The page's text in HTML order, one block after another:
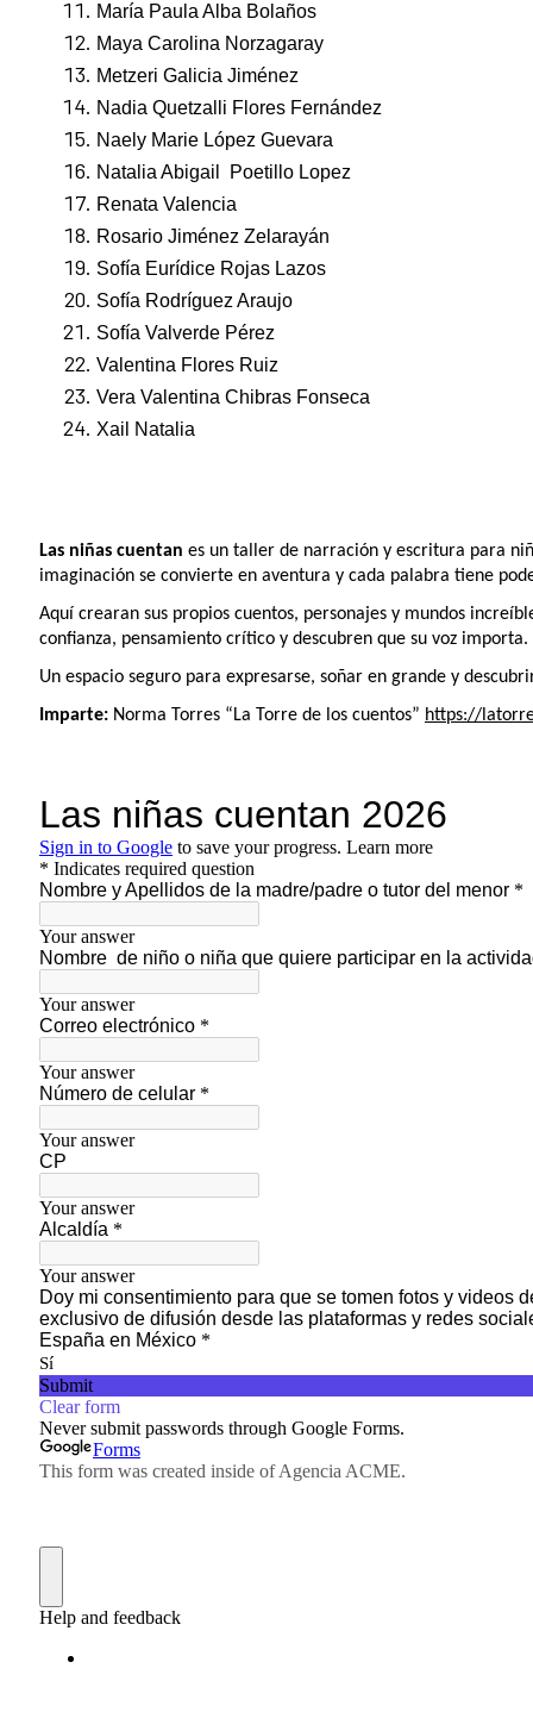
María Paula Alba Bolaños
Maya Carolina Norzagaray
Metzeri Galicia Jiménez
Nadia Quetzalli Flores Fernández
Naely Marie López Guevara
Natalia Abigail Poetillo Lopez
Renata Valencia
Rosario Jiménez Zelarayán
Sofía Eurídice Rojas Lazos
Sofía Rodríguez Araujo
Sofía Valverde Pérez
Valentina Flores Ruiz
Vera Valentina Chibras Fonseca
Xail Natalia
Las niñas cuentan es un taller de narración y escritura para
imaginación se convierte en aventura y cada palabra tiene
Aquí crearan sus propios cuentos, personajes y mundos
confianza, pensamiento crítico y descubren que su voz importa.
Un espacio seguro para expresarse, soñar en grande y
Imparte: Norma Torres “La Torre de los cuentos” https://